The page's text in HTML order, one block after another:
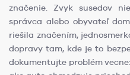
značenie. Zvyk susedov
správca alebo obyvateľ
riešila značením,
dopravy tam, kde je to
dokumentujte problém